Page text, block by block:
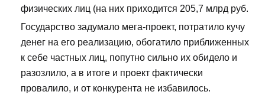
физических лиц (на них приходится 205,7 млрд руб.
Государство задумало мега-проект, потратило кучу
денег на его реализацию, обогатило приближенных
к себе частных лиц, попутно сильно их обидело и
разозлило, а в итоге и проект фактически
провалило, и от конкурента не избавилось.